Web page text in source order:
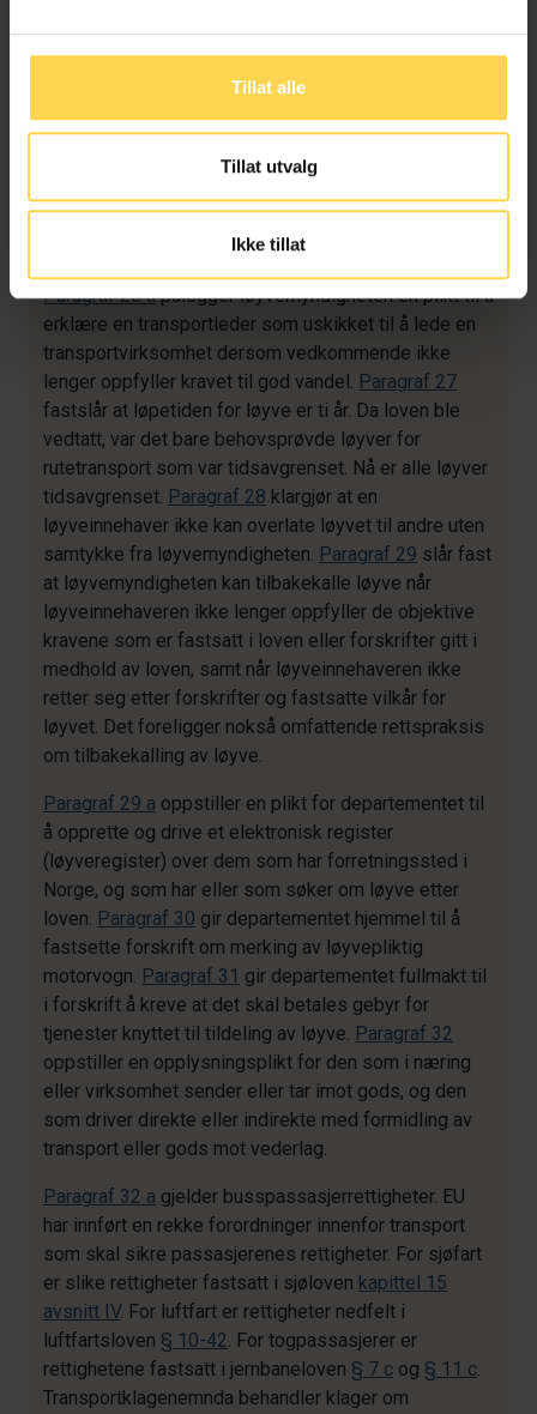
Tillat alle
Tillat utvalg
Ikke tillat
har ansvar for å yte godtgjørelse til ferger i
presiserer at løyve kan tildeles den som oppfyller
kravene til løyve, og at løyvemyndigheten kan stille
Paragraf 26slår fast en hovedregel
Paragraf 26 apålegger løyvemyndigheten en plikt til å
erklære en transportleder som uskikket til å lede en
transportvirksomhet dersom vedkommende ikke
lenger oppfyller kravet til god vandel. Paragraf 27
fastslår at løpetiden for løyve er ti år. Da loven ble
vedtatt, var det bare behovsprøvde løyver for
rutetransport som var tidsavgrenset. Nå er alle løyver
tidsavgrenset. Paragraf 28 klargjør at en
løyveinnehaver ikke kan overlate løyvet til andre uten
samtykke fra løyvemyndigheten. Paragraf 29 slår fast
at løyvemyndigheten kan tilbakekalle løyve når
løyveinnehaveren ikke lenger oppfyller de objektive
kravene som er fastsatt i loven eller forskrifter gitt i
medhold av loven, samt når løyveinnehaveren ikke
retter seg etter forskrifter og fastsatte vilkår for
løyvet. Det foreligger nokså omfattende rettspraksis
om tilbakekalling av løyve.
Paragraf 29 a oppstiller en plikt for departementet til
å opprette og drive et elektronisk register
(løyveregister) over dem som har forretningssted i
Norge, og som har eller som søker om løyve etter
loven. Paragraf 30 gir departementet hjemmel til å
fastsette forskrift om merking av løyvepliktig
motorvogn. Paragraf 31 gir departementet fullmakt til
i forskrift å kreve at det skal betales gebyr for
tjenester knyttet til tildeling av løyve. Paragraf 32
oppstiller en opplysningsplikt for den som i næring
eller virksomhet sender eller tar imot gods, og den
som driver direkte eller indirekte med formidling av
transport eller gods mot vederlag.
Paragraf 32 a gjelder busspassasjerrettigheter. EU
har innført en rekke forordninger innenfor transport
som skal sikre passasjerenes rettigheter. For sjøfart
er slike rettigheter fastsatt i sjøloven kapittel 15
avsnitt IV. For luftfart er rettigheter nedfelt i
luftfartsloven § 10-42. For togpassasjerer er
rettighetene fastsatt i jernbaneloven § 7 c og § 11 c.
Transportklagenemnda behandler klager om